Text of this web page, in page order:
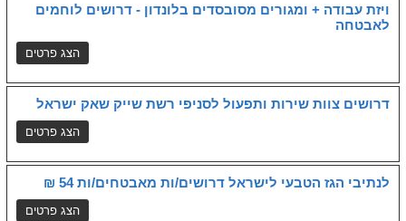
ויזת עבודה + ומגורים מסובסדים בלונדון - דרושים לוחמים
לאבטחה
דרושים צוות שירות ותפעול לסניפי רשת שייק שאק ישראל
לנתיבי הגז הטבעי לישראל דרושים/ות מאבטחים/ות 54 ₪